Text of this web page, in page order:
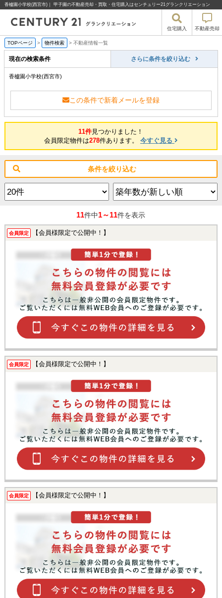
香櫨園小学校(西宮市)｜ 甲子園の不動産売却・買取・住宅購入はセンチュリー21グランクリエーション
住宅購入 不動産売却
TOPページ > 物件検索 > 不動産情報一覧
現在の検索条件 さらに条件を絞り込む
香櫨園小学校(西宮市)
この条件で新着メールを登録
11件見つかりました！
会員限定物件は278件あります。 今すぐ見る
条件を絞り込む
11件中1～11件を表示
会員限定 【会員様限定で公開中！】
会員限定 【会員様限定で公開中！】
会員限定 【会員様限定で公開中！】